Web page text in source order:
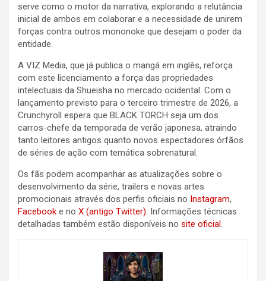
serve como o motor da narrativa, explorando a relutância
inicial de ambos em colaborar e a necessidade de unirem
forças contra outros mononoke que desejam o poder da
entidade.
A VIZ Media, que já publica o mangá em inglês, reforça
com este licenciamento a força das propriedades
intelectuais da Shueisha no mercado ocidental. Com o
lançamento previsto para o terceiro trimestre de 2026, a
Crunchyroll espera que BLACK TORCH seja um dos
carros-chefe da temporada de verão japonesa, atraindo
tanto leitores antigos quanto novos espectadores órfãos
de séries de ação com temática sobrenatural.
Os fãs podem acompanhar as atualizações sobre o
desenvolvimento da série, trailers e novas artes
promocionais através dos perfis oficiais no Instagram,
Facebook e no X (antigo Twitter). Informações técnicas
detalhadas também estão disponíveis no site oficial.